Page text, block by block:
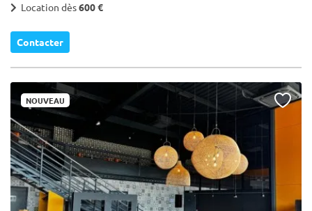
Location dès600 €
Contacter
NOUVEAU